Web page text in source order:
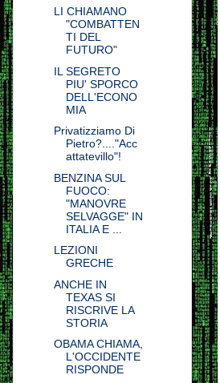
LI CHIAMANO
"COMBATTEN
TI DEL
FUTURO"
IL SEGRETO
PIU' SPORCO
DELL'ECONO
MIA
Privatizziamo Di
Pietro?...."Acc
attatevillo"!
BENZINA SUL
FUOCO:
"MANOVRE
SELVAGGE" IN
ITALIA E ...
LEZIONI
GRECHE
ANCHE IN
TEXAS SI
RISCRIVE LA
STORIA
OBAMA CHIAMA,
L'OCCIDENTE
RISPONDE